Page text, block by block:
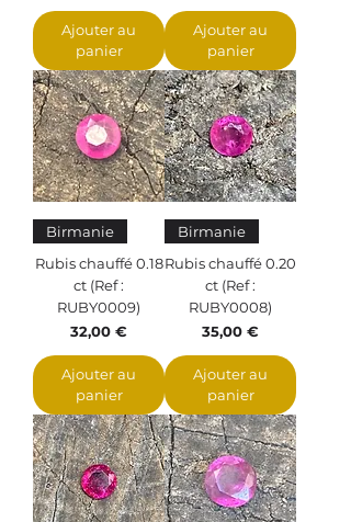
Ajouter au
panier
Ajouter au
panier
Birmanie
Rubis chauffé 0.18
ct (Ref :
RUBY0009)
Prix
32,00 €
Ajouter au
panier
Birmanie
Rubis chauffé 0.20
ct (Ref :
RUBY0008)
Prix
35,00 €
Ajouter au
panier